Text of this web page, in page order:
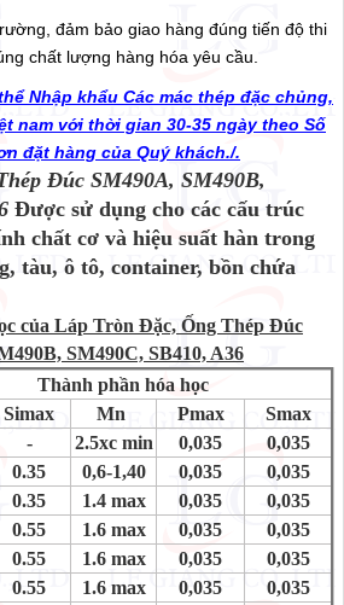
đảm bảo giao hàng đúng tiến độ thi
chất lượng hàng hóa yêu cầu.
Nhập khẩu Các mác thép đặc chủng,
nam với thời gian 30-35 ngày theo Số
đặt hàng của Quý khách./.
Đúc SM490A, SM490B,
Được sử dụng cho các cấu trúc
chất cơ và hiệu suất hàn trong
tàu, ô tô, container, bồn chứa
của Láp Tròn Đặc, Ống Thép Đúc
SM490C, SB410, A36
Thành phần hóa học
Simax Mn Pmax
Smax
- 2.5xc min 0,035
0,035
0.35 0,6-1,40 0,035
0,035
0.35 1.4 max 0,035
0,035
0.55 1.6 max 0,035
0,035
0.55 1.6 max 0,035
0,035
0.55 1.6 max 0,035
0,035